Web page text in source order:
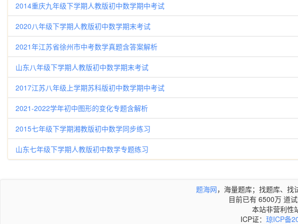
2014重庆九年级下学期人教版初中数学期中考试
2020八年级下学期人教版初中数学期末考试
2021年江苏省徐州市中考数学真题含答案解析
山东八年级下学期人教版初中数学期末考试
2017江苏八年级上学期苏科版初中数学期中考试
2021-2022学年初中图形的变化专题含解析
2015七年级下学期湘教版初中数学同步练习
山东七年级下学期人教版初中数学专题练习
题海网，海量题库；找题库、找
目前已有 6500万 道
本站非营利性
ICP证： 琼ICP备